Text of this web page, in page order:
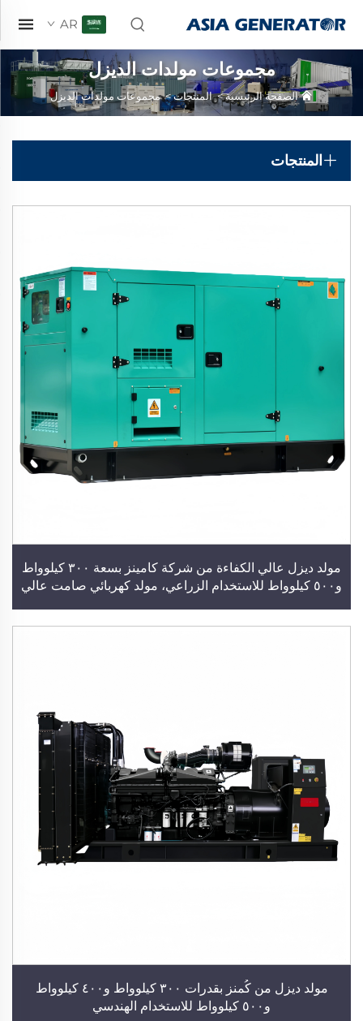
AR
مجموعات مولدات الديزل
الصفحة الرئيسية>المنتجات>مجموعات مولدات الديزل
المنتجات
مولد ديزل عالي الكفاءة من شركة كامينز بسعة ٣٠٠ كيلوواط
و٥٠٠ كيلوواط للاستخدام الزراعي، مولد كهربائي صامت عالي
مولد ديزل من كُمنز بقدرات ٣٠٠ كيلوواط و٤٠٠ كيلوواط
و٥٠٠ كيلوواط للاستخدام الهندسي